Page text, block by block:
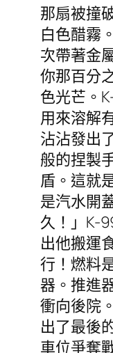
那扇被撞
白色醋霧
次帶著金
你那百分
色光芒。
用來溶解
沾沾發出
般的捏製
盾。這就
是汽水開
久！」K-
出他搬運
行！燃料
器。推進
衝向後院
出了最後
車位爭奪